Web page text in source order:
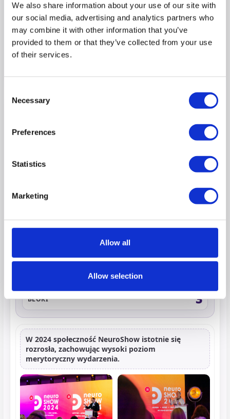
We also share information about your use of our site with
our social media, advertising and analytics partners who
may combine it with other information that you’ve
provided to them or that they’ve collected from your use
of their services.
Selection
Necessary
Preferences
Statistics
Marketing
Allow all
Allow selection
2024
Neuroodmienność w najlepszym
Edycja, która potwierdziła skalę zainteresowania i
potrzebę dalszego pogłębiania tematu.
UCZESTNIKÓW 540
PRELEGENTÓW 32
BLOKI 3
W 2024 społeczność NeuroShow istotnie się
rozrosła, zachowując wysoki poziom
merytoryczny wydarzenia.